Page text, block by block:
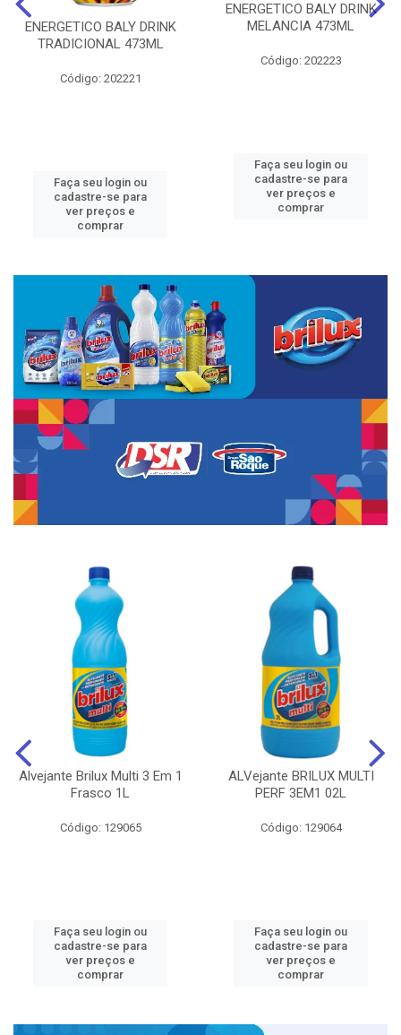
ENERGETICO BALY DRINK
TRADICIONAL 473ML
Código: 202221
Faça seu login ou
cadastre-se para
ver preços e
comprar
ENERGETICO BALY DRINK
MELANCIA 473ML
Código: 202223
Faça seu login ou
cadastre-se para
ver preços e
comprar
Alvejante Brilux Multi 3 Em 1
Frasco 1L
Código: 129065
Faça seu login ou
cadastre-se para
ver preços e
comprar
ALVejante BRILUX MULTI
PERF 3EM1 02L
Código: 129064
Faça seu login ou
cadastre-se para
ver preços e
comprar